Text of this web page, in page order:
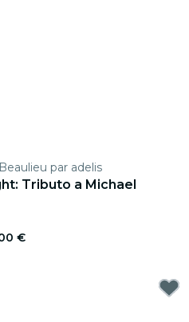
par adelis
Tributo a Michael
€